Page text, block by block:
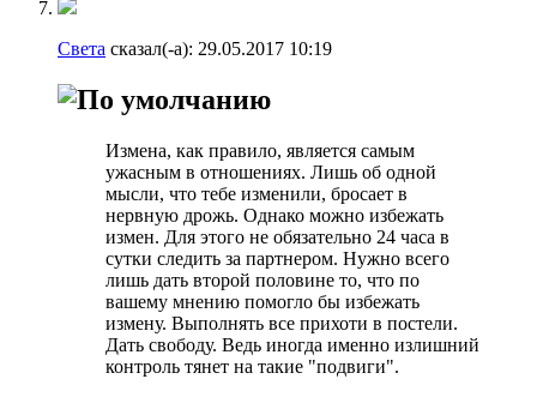
Света сказал(-а): 29.05.2017 10:19
Измена, как правило, является самым
ужасным в отношениях. Лишь об одной
мысли, что тебе изменили, бросает в
нервную дрожь. Однако можно избежать
измен. Для этого не обязательно 24 часа в
сутки следить за партнером. Нужно всего
лишь дать второй половине то, что по
вашему мнению помогло бы избежать
измену. Выполнять все прихоти в постели.
Дать свободу. Ведь иногда именно излишний
контроль тянет на такие "подвиги".